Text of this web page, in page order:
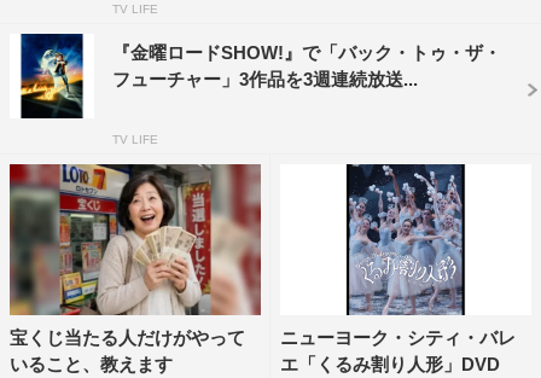
価格：9,800円（税抜）
収録内容：「チャイルド・プレイ」「チャイルド・プレイ
2」「チャイルド・プレイ3」「チャイルド・プレイ／チャ
「チャイルド・プレイ／誕生の秘密」「チャイルド・プレ
イ～チャッキーの狂気病棟～」
■商品サイト
http://db2.nbcuni.co.jp/contents/hp0002/list.php?
CNo=2&AgentProCon=35987
TV LIFE
『金曜ロードSHOW!』で「バック・トゥ・ザ・
フューチャー」3作品を3週連続放送...
TV LIFE
宝くじ当たる人だけがやって
いること、教えます
ニューヨーク・シティ・バレ
エ「くるみ割り人形」DVD